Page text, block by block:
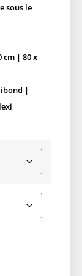
sous le
cm | 80 x
|